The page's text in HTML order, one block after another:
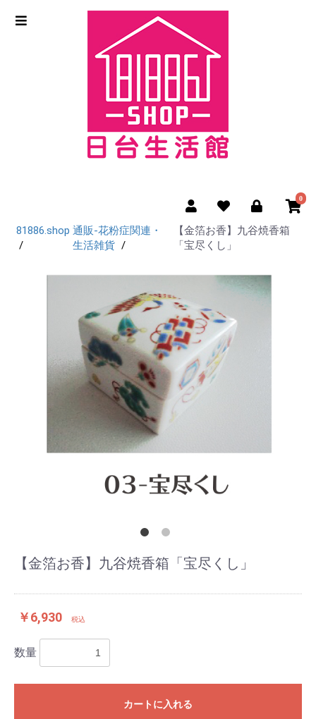
0
81886.shop 通販-花粉症関連・
生活雑貨
【金箔お香】九谷焼香箱
「宝尽くし」
【金箔お香】九谷焼香箱「宝尽くし」
￥6,930 税込
数量
カートに入れる